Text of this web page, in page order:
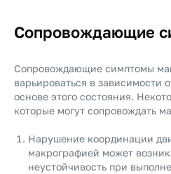
Сопровождающие
Сопровождающие симптомы
варьироваться в
основе этого состояния.
которые могут сопровождать
Нарушение координации
макрографией может
неустойчивость при